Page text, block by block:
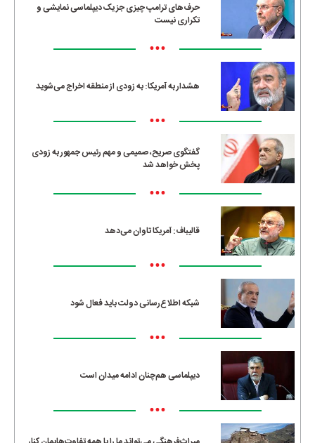
حرف‌های ترامپ چیزی جز یک دیپلماسی نمایشی و
تکراری نیست
•••
هشدار به آمریکا: به زودی از منطقه اخراج می‌شوید
•••
گفتگوی صریح، صمیمی و مهم رئیس جمهور به زودی
پخش خواهد شد
•••
قالیباف: آمریکا تاوان می‌دهد
•••
شبکه اطلاع‌رسانی دولت باید فعال شود
•••
دیپلماسی هم‌چنان ادامه میدان است
•••